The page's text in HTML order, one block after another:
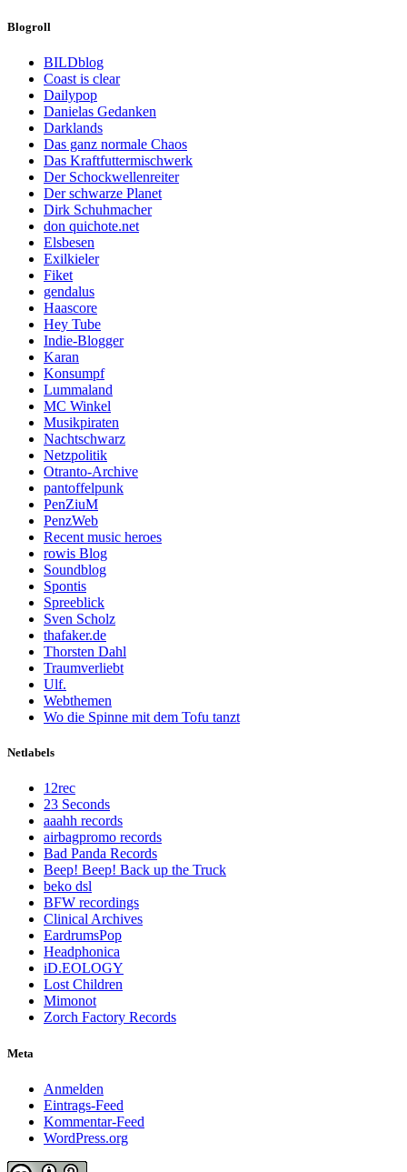
Blogroll
BILDblog
Coast is clear
Dailypop
Danielas Gedanken
Darklands
Das ganz normale Chaos
Das Kraftfuttermischwerk
Der Schockwellenreiter
Der schwarze Planet
Dirk Schuhmacher
don quichote.net
Elsbesen
Exilkieler
Fiket
gendalus
Haascore
Hey Tube
Indie-Blogger
Karan
Konsumpf
Lummaland
MC Winkel
Musikpiraten
Nachtschwarz
Netzpolitik
Otranto-Archive
pantoffelpunk
PenZiuM
PenzWeb
Recent music heroes
rowis Blog
Soundblog
Spontis
Spreeblick
Sven Scholz
thafaker.de
Thorsten Dahl
Traumverliebt
Ulf.
Webthemen
Wo die Spinne mit dem Tofu tanzt
Netlabels
12rec
23 Seconds
aaahh records
airbagpromo records
Bad Panda Records
Beep! Beep! Back up the Truck
beko dsl
BFW recordings
Clinical Archives
EardrumsPop
Headphonica
iD.EOLOGY
Lost Children
Mimonot
Zorch Factory Records
Meta
Anmelden
Eintrags-Feed
Kommentar-Feed
WordPress.org